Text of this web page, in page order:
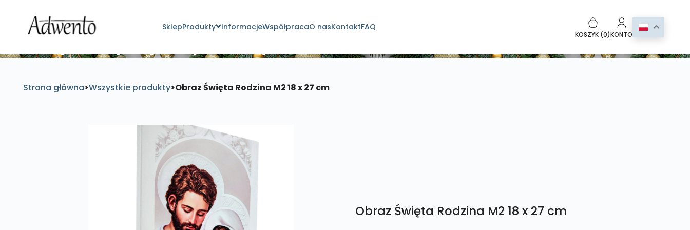
SklepProdukty InformacjeWspółpracaO nasKontaktFAQ
KOSZYK (0)KONTO
Strona główna>Wszystkie produkty>Obraz Święta Rodzina M2 18 x 27 cm
Obraz Święta Rodzina M2 18 x 27 cm